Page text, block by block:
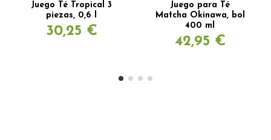
Juego Té Tropical 3
piezas, 0,6 l
30,25 €
Juego para Té
Matcha Okinawa, bol
400 ml
42,95 €